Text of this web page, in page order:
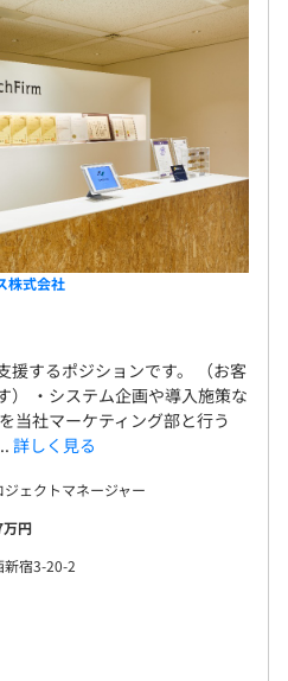
緒に働けます！
プを制作できる」「最適なク
できる」「組込みファームウ
の書籍を執筆している」な
市場価値を高められる環境で
はやいです！
トには常に技術情報であふれ
コミュニティで、和気藹々
JavaScript、Objective-C、
MVC、CakePHP、
株式会社
援するポジションです。 （お客
） ・システム企画や導入施策な
当社マーケティング部と行う
詳しく見る
ェクトマネージャー
円
新宿3-20-2